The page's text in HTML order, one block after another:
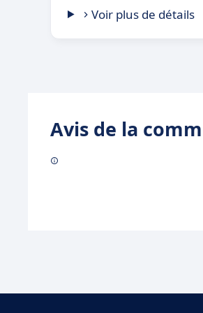
Voir plus de détails
Avis de la